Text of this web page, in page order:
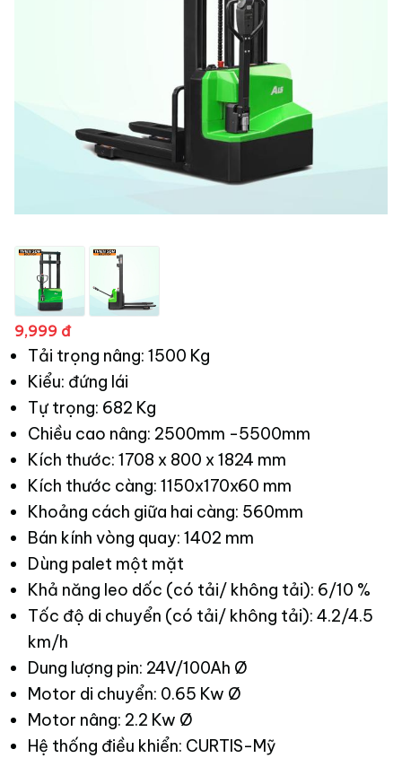
9,999 đ
Tải trọng nâng: 1500 Kg
Kiểu: đứng lái
Tự trọng: 682 Kg
Chiều cao nâng: 2500mm -5500mm
Kích thước: 1708 x 800 x 1824 mm
Kích thước càng: 1150x170x60 mm
Khoảng cách giữa hai càng: 560mm
Bán kính vòng quay: 1402 mm
Dùng palet một mặt
Khả năng leo dốc (có tải/ không tải): 6/10 %
Tốc độ di chuyển (có tải/ không tải): 4.2/4.5
km/h
Dung lượng pin: 24V/100Ah Ø
Motor di chuyển: 0.65 Kw Ø
Motor nâng: 2.2 Kw Ø
Hệ thống điều khiển: CURTIS-Mỹ